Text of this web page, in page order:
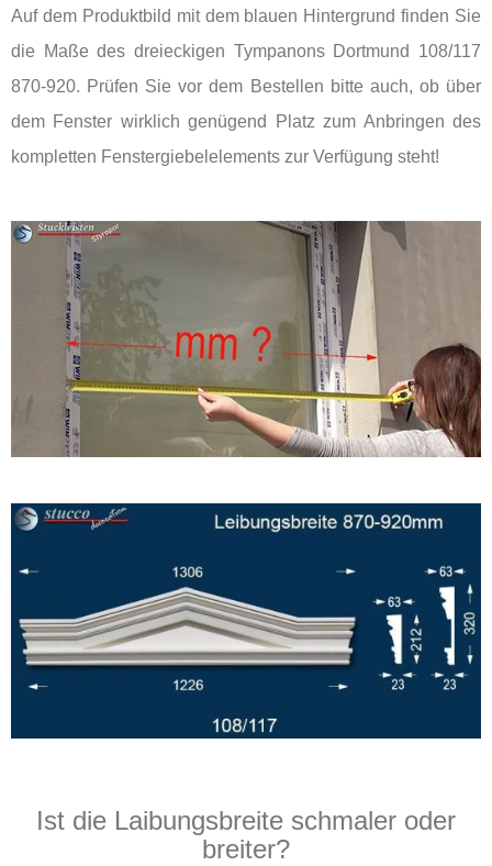
Auf dem Produktbild mit dem blauen Hintergrund finden Sie
die Maße des dreieckigen Tympanons Dortmund 108/117
870-920. Prüfen Sie vor dem Bestellen bitte auch, ob über
dem Fenster wirklich genügend Platz zum Anbringen des
kompletten Fenstergiebelelements zur Verfügung steht!
Ist die Laibungsbreite schmaler oder
breiter?